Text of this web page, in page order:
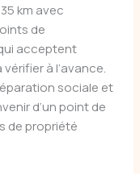
km avec
de
acceptent
à l’avance.
sociale et
d’un point de
de propriété